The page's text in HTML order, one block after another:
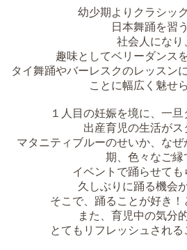
幼少期よりクラシッ
日本舞踊を習う
社会人になり
趣味としてベリーダンス
タイ舞踊やバーレスクのレッスン
ことに幅広く魅せ
１人目の妊娠を境に、一旦
出産育児の生活がス
マタニティブルーのせいか、な
期、色々なご縁
イベントで踊らせても
久しぶりに踊る機会
そこで、踊ることが好き！
また、育児中の気分
とてもリフレッシュされる